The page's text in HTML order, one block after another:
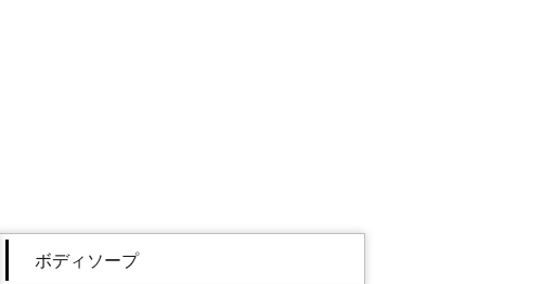
ボディソープ